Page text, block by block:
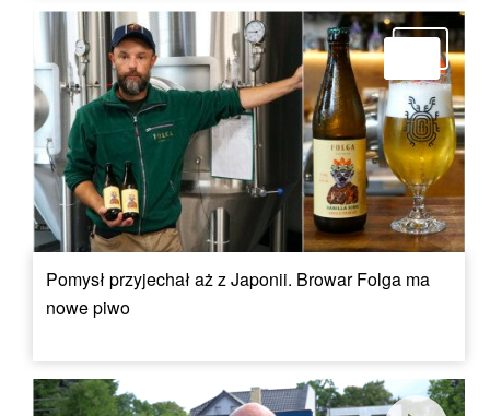
Pomysł przyjechał aż z Japonii. Browar Folga ma
nowe piwo